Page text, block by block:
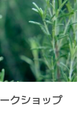
クショップ